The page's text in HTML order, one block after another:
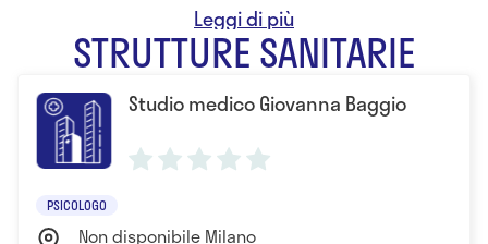
della Dott.ssa Giovanna Baggio è situato a Milano in
P.le Giovanni delle Bande Nere 10 e si occupa di
disturbi d'ansia, attacchi di panico e insonnia
eseguendo:
-CONSULENZA PSICOLOGICA ON LINE GRATUITA
-CORSI DI RILASSAMENTO PROFONDO:8 SEDUTE DI IPNOSI
-PSICOTERAPIA INDIVIDUALE E DI GRUPPO
STRUTTURE SANITARIE
Studio medico Giovanna Baggio
PSICOLOGO
Non disponibile Milano